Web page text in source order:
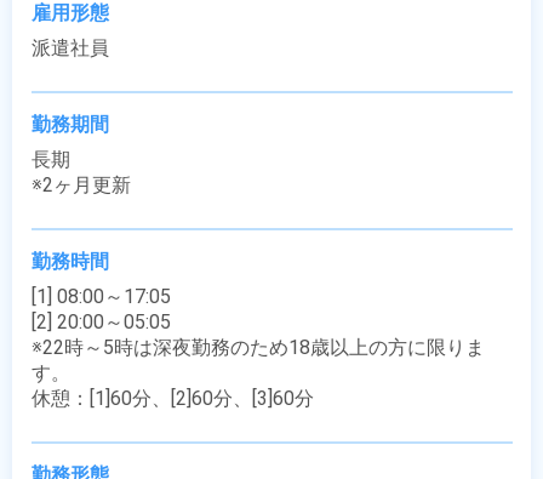
雇用形態
派遣社員
勤務期間
長期
※2ヶ月更新
勤務時間
[1] 08:00～17:05
[2] 20:00～05:05
※22時～5時は深夜勤務のため18歳以上の方に限りま
す。
休憩：[1]60分、[2]60分、[3]60分